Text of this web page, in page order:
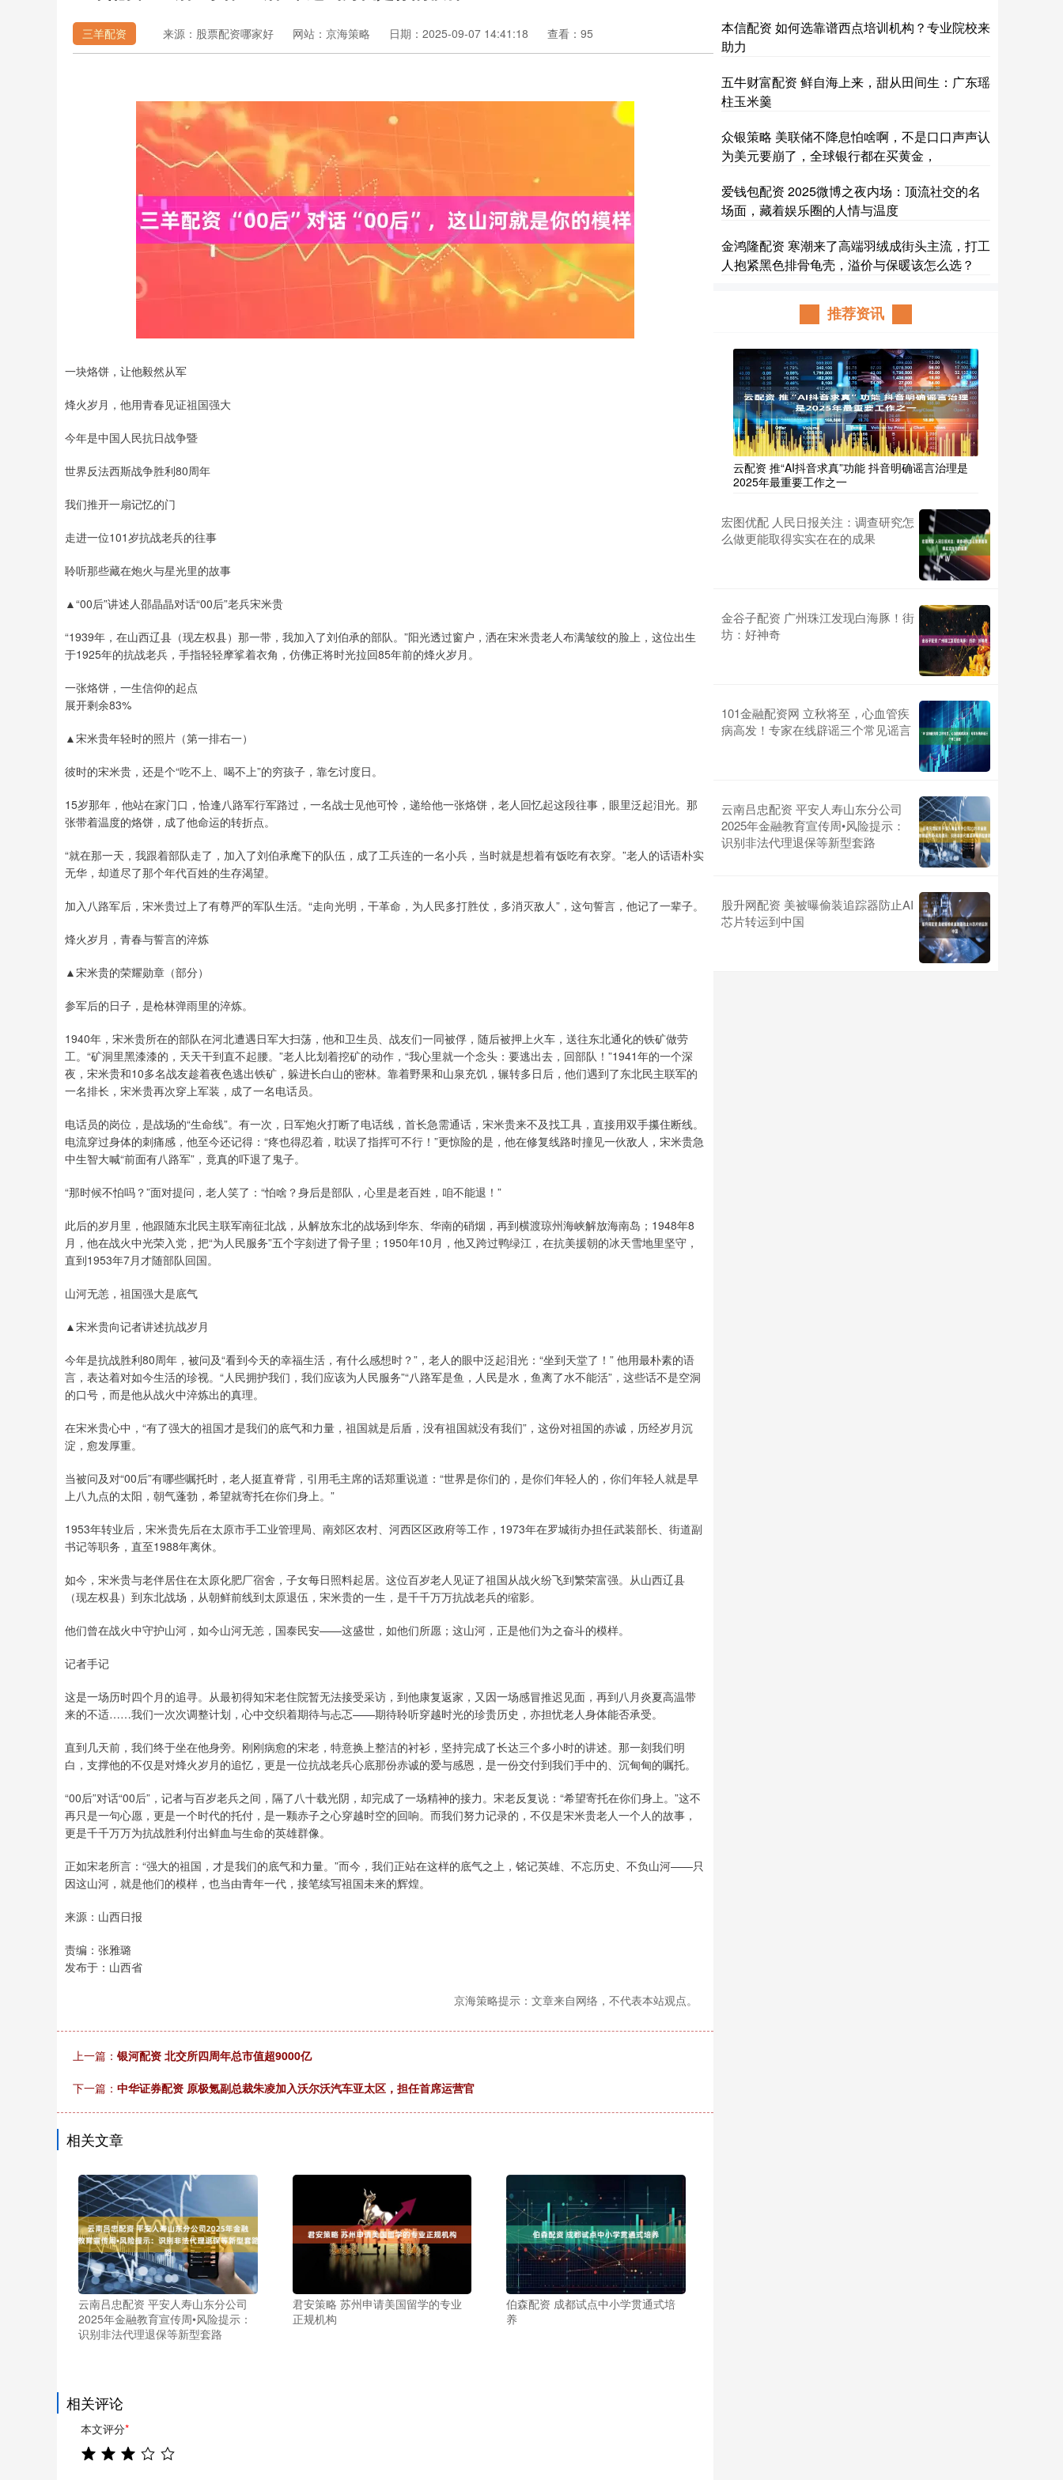
三羊配资 来源：股票配资哪家好 网站：京海策略 日期：2025-09-07 14:41:18 查看：95
一块烙饼，让他毅然从军
烽火岁月，他用青春见证祖国强大
今年是中国人民抗日战争暨
世界反法西斯战争胜利80周年
我们推开一扇记忆的门
走进一位101岁抗战老兵的往事
聆听那些藏在炮火与星光里的故事
▲“00后”讲述人邵晶晶对话“00后”老兵宋米贵
“1939年，在山西辽县（现左权县）那一带，我加入了刘伯承的部队。”阳光透过窗户，洒在宋米贵老人布满皱纹的脸上，这位出生
于1925年的抗战老兵，手指轻轻摩挲着衣角，仿佛正将时光拉回85年前的烽火岁月。
一张烙饼，一生信仰的起点
展开剩余83%
▲宋米贵年轻时的照片（第一排右一）
彼时的宋米贵，还是个“吃不上、喝不上”的穷孩子，靠乞讨度日。
15岁那年，他站在家门口，恰逢八路军行军路过，一名战士见他可怜，递给他一张烙饼，老人回忆起这段往事，眼里泛起泪光。那
张带着温度的烙饼，成了他命运的转折点。
“就在那一天，我跟着部队走了，加入了刘伯承麾下的队伍，成了工兵连的一名小兵，当时就是想着有饭吃有衣穿。”老人的话语朴实
无华，却道尽了那个年代百姓的生存渴望。
加入八路军后，宋米贵过上了有尊严的军队生活。“走向光明，干革命，为人民多打胜仗，多消灭敌人”，这句誓言，他记了一辈子。
烽火岁月，青春与誓言的淬炼
▲宋米贵的荣耀勋章（部分）
参军后的日子，是枪林弹雨里的淬炼。
1940年，宋米贵所在的部队在河北遭遇日军大扫荡，他和卫生员、战友们一同被俘，随后被押上火车，送往东北通化的铁矿做劳
工。“矿洞里黑漆漆的，天天干到直不起腰。”老人比划着挖矿的动作，“我心里就一个念头：要逃出去，回部队！”1941年的一个深
夜，宋米贵和10多名战友趁着夜色逃出铁矿，躲进长白山的密林。靠着野果和山泉充饥，辗转多日后，他们遇到了东北民主联军的
一名排长，宋米贵再次穿上军装，成了一名电话员。
电话员的岗位，是战场的“生命线”。有一次，日军炮火打断了电话线，首长急需通话，宋米贵来不及找工具，直接用双手攥住断线。
电流穿过身体的刺痛感，他至今还记得：“疼也得忍着，耽误了指挥可不行！”更惊险的是，他在修复线路时撞见一伙敌人，宋米贵急
中生智大喊“前面有八路军”，竟真的吓退了鬼子。
“那时候不怕吗？”面对提问，老人笑了：“怕啥？身后是部队，心里是老百姓，咱不能退！”
此后的岁月里，他跟随东北民主联军南征北战，从解放东北的战场到华东、华南的硝烟，再到横渡琼州海峡解放海南岛；1948年8
月，他在战火中光荣入党，把“为人民服务”五个字刻进了骨子里；1950年10月，他又跨过鸭绿江，在抗美援朝的冰天雪地里坚守，
直到1953年7月才随部队回国。
山河无恙，祖国强大是底气
▲宋米贵向记者讲述抗战岁月
今年是抗战胜利80周年，被问及“看到今天的幸福生活，有什么感想时？”，老人的眼中泛起泪光：“坐到天堂了！” 他用最朴素的语
言，表达着对如今生活的珍视。“人民拥护我们，我们应该为人民服务”“八路军是鱼，人民是水，鱼离了水不能活”，这些话不是空洞
的口号，而是他从战火中淬炼出的真理。
在宋米贵心中，“有了强大的祖国才是我们的底气和力量，祖国就是后盾，没有祖国就没有我们”，这份对祖国的赤诚，历经岁月沉
淀，愈发厚重。
当被问及对“00后”有哪些嘱托时，老人挺直脊背，引用毛主席的话郑重说道：“世界是你们的，是你们年轻人的，你们年轻人就是早
上八九点的太阳，朝气蓬勃，希望就寄托在你们身上。”
1953年转业后，宋米贵先后在太原市手工业管理局、南郊区农村、河西区区政府等工作，1973年在罗城街办担任武装部长、街道副
书记等职务，直至1988年离休。
如今，宋米贵与老伴居住在太原化肥厂宿舍，子女每日照料起居。这位百岁老人见证了祖国从战火纷飞到繁荣富强。从山西辽县
（现左权县）到东北战场，从朝鲜前线到太原退伍，宋米贵的一生，是千千万万抗战老兵的缩影。
他们曾在战火中守护山河，如今山河无恙，国泰民安——这盛世，如他们所愿；这山河，正是他们为之奋斗的模样。
记者手记
这是一场历时四个月的追寻。从最初得知宋老住院暂无法接受采访，到他康复返家，又因一场感冒推迟见面，再到八月炎夏高温带
来的不适……我们一次次调整计划，心中交织着期待与忐忑——期待聆听穿越时光的珍贵历史，亦担忧老人身体能否承受。
直到几天前，我们终于坐在他身旁。刚刚病愈的宋老，特意换上整洁的衬衫，坚持完成了长达三个多小时的讲述。那一刻我们明
白，支撑他的不仅是对烽火岁月的追忆，更是一位抗战老兵心底那份赤诚的爱与感恩，是一份交付到我们手中的、沉甸甸的嘱托。
“00后”对话“00后”，记者与百岁老兵之间，隔了八十载光阴，却完成了一场精神的接力。宋老反复说：“希望寄托在你们身上。”这不
再只是一句心愿，更是一个时代的托付，是一颗赤子之心穿越时空的回响。而我们努力记录的，不仅是宋米贵老人一个人的故事，
更是千千万万为抗战胜利付出鲜血与生命的英雄群像。
正如宋老所言：“强大的祖国，才是我们的底气和力量。”而今，我们正站在这样的底气之上，铭记英雄、不忘历史、不负山河——只
因这山河，就是他们的模样，也当由青年一代，接笔续写祖国未来的辉煌。
来源：山西日报
责编：张雅璐
发布于：山西省
京海策略提示：文章来自网络，不代表本站观点。
上一篇： 银河配资 北交所四周年总市值超9000亿
下一篇： 中华证券配资 原极氪副总裁朱凌加入沃尔沃汽车亚太区，担任首席运营官
相关文章
云南吕忠配资 平安人寿山东分公司
2025年金融教育宣传周•风险提示：
识别非法代理退保等新型套路
君安策略 苏州申请美国留学的专业
正规机构
伯森配资 成都试点中小学贯通式培
养
相关评论
本文评分*
本信配资 如何选靠谱西点培训机构？专业院校来
助力
五牛财富配资 鲜自海上来，甜从田间生：广东瑶
柱玉米羹
众银策略 美联储不降息怕啥啊，不是口口声声认
为美元要崩了，全球银行都在买黄金，
爱钱包配资 2025微博之夜内场：顶流社交的名
场面，藏着娱乐圈的人情与温度
金鸿隆配资 寒潮来了高端羽绒成街头主流，打工
人抱紧黑色排骨龟壳，溢价与保暖该怎么选？
推荐资讯
云配资 推“AI抖音求真”功能 抖音明确谣言治理是
2025年最重要工作之一
宏图优配 人民日报关注：调查研究怎
么做更能取得实实在在的成果
金谷子配资 广州珠江发现白海豚！街
坊：好神奇
101金融配资网 立秋将至，心血管疾
病高发！专家在线辟谣三个常见谣言
云南吕忠配资 平安人寿山东分公司
2025年金融教育宣传周•风险提示：
识别非法代理退保等新型套路
股升网配资 美被曝偷装追踪器防止AI
芯片转运到中国